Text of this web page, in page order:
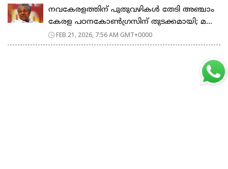
നവകേരളത്തിന് പുതുവഴികൾ തേടി അഞ്ചാം
കേരള പഠനകോൺഗ്രസിന് തുടക്കമായി; മ...
FEB 21, 2026, 7:56 AM GMT+0000